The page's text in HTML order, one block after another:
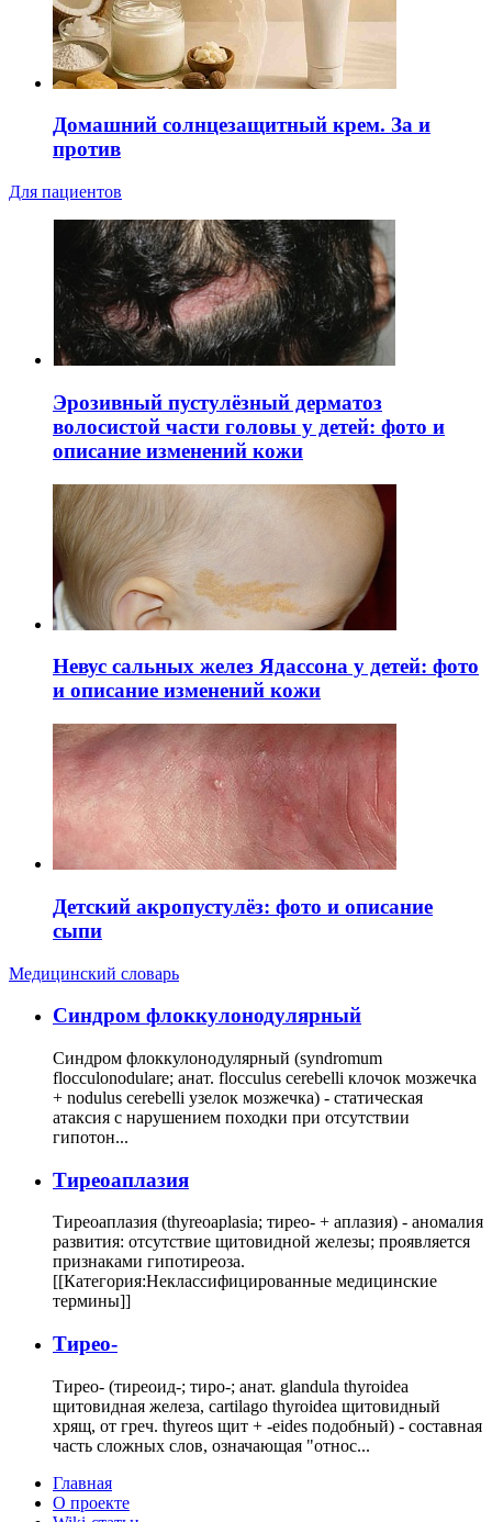
Домашний солнцезащитный крем. За и
против
Для пациентов
Эрозивный пустулёзный дерматоз
волосистой части головы у детей: фото и
описание изменений кожи
Невус сальных желез Ядассона у детей: фото
и описание изменений кожи
Детский акропустулёз: фото и описание
сыпи
Медицинский словарь
Cиндром флоккулонодулярный
Синдром флоккулонодулярный (syndromum
flocculonodulare; анат. flocculus cerebelli клочок мозжечка
+ nodulus cerebelli узелок мозжечка) - статическая
атаксия с нарушением походки при отсутствии
гипотон...
Тиреоаплазия
Тиреоаплазия (thyreoaplasia; тирео- + аплазия) - аномалия
развития: отсутствие щитовидной железы; проявляется
признаками гипотиреоза.
[[Категория:Неклассифицированные медицинские
термины]]
Тирео-
Тирео- (тиреоид-; тиро-; анат. glandula thyroidea
щитовидная железа, cartilago thyroidea щитовидный
хрящ, от греч. thyreos щит + -eides подобный) - составная
часть сложных слов, означающая "относ...
Главная
О проекте